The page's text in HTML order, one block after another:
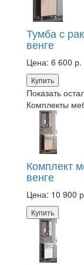
Тумба с
венге
Цена: 6 600 р.
Купить
Показать
Комплекты
Комплект
венге
Цена: 10 900
Купить